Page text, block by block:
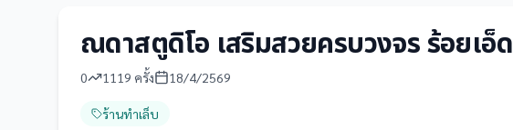
ณดาสตูดิโอ เสริมสวยครบวงจร ร้อยเอ็ด
0 1119 ครั้ง 18/4/2569
ร้านทำเล็บ